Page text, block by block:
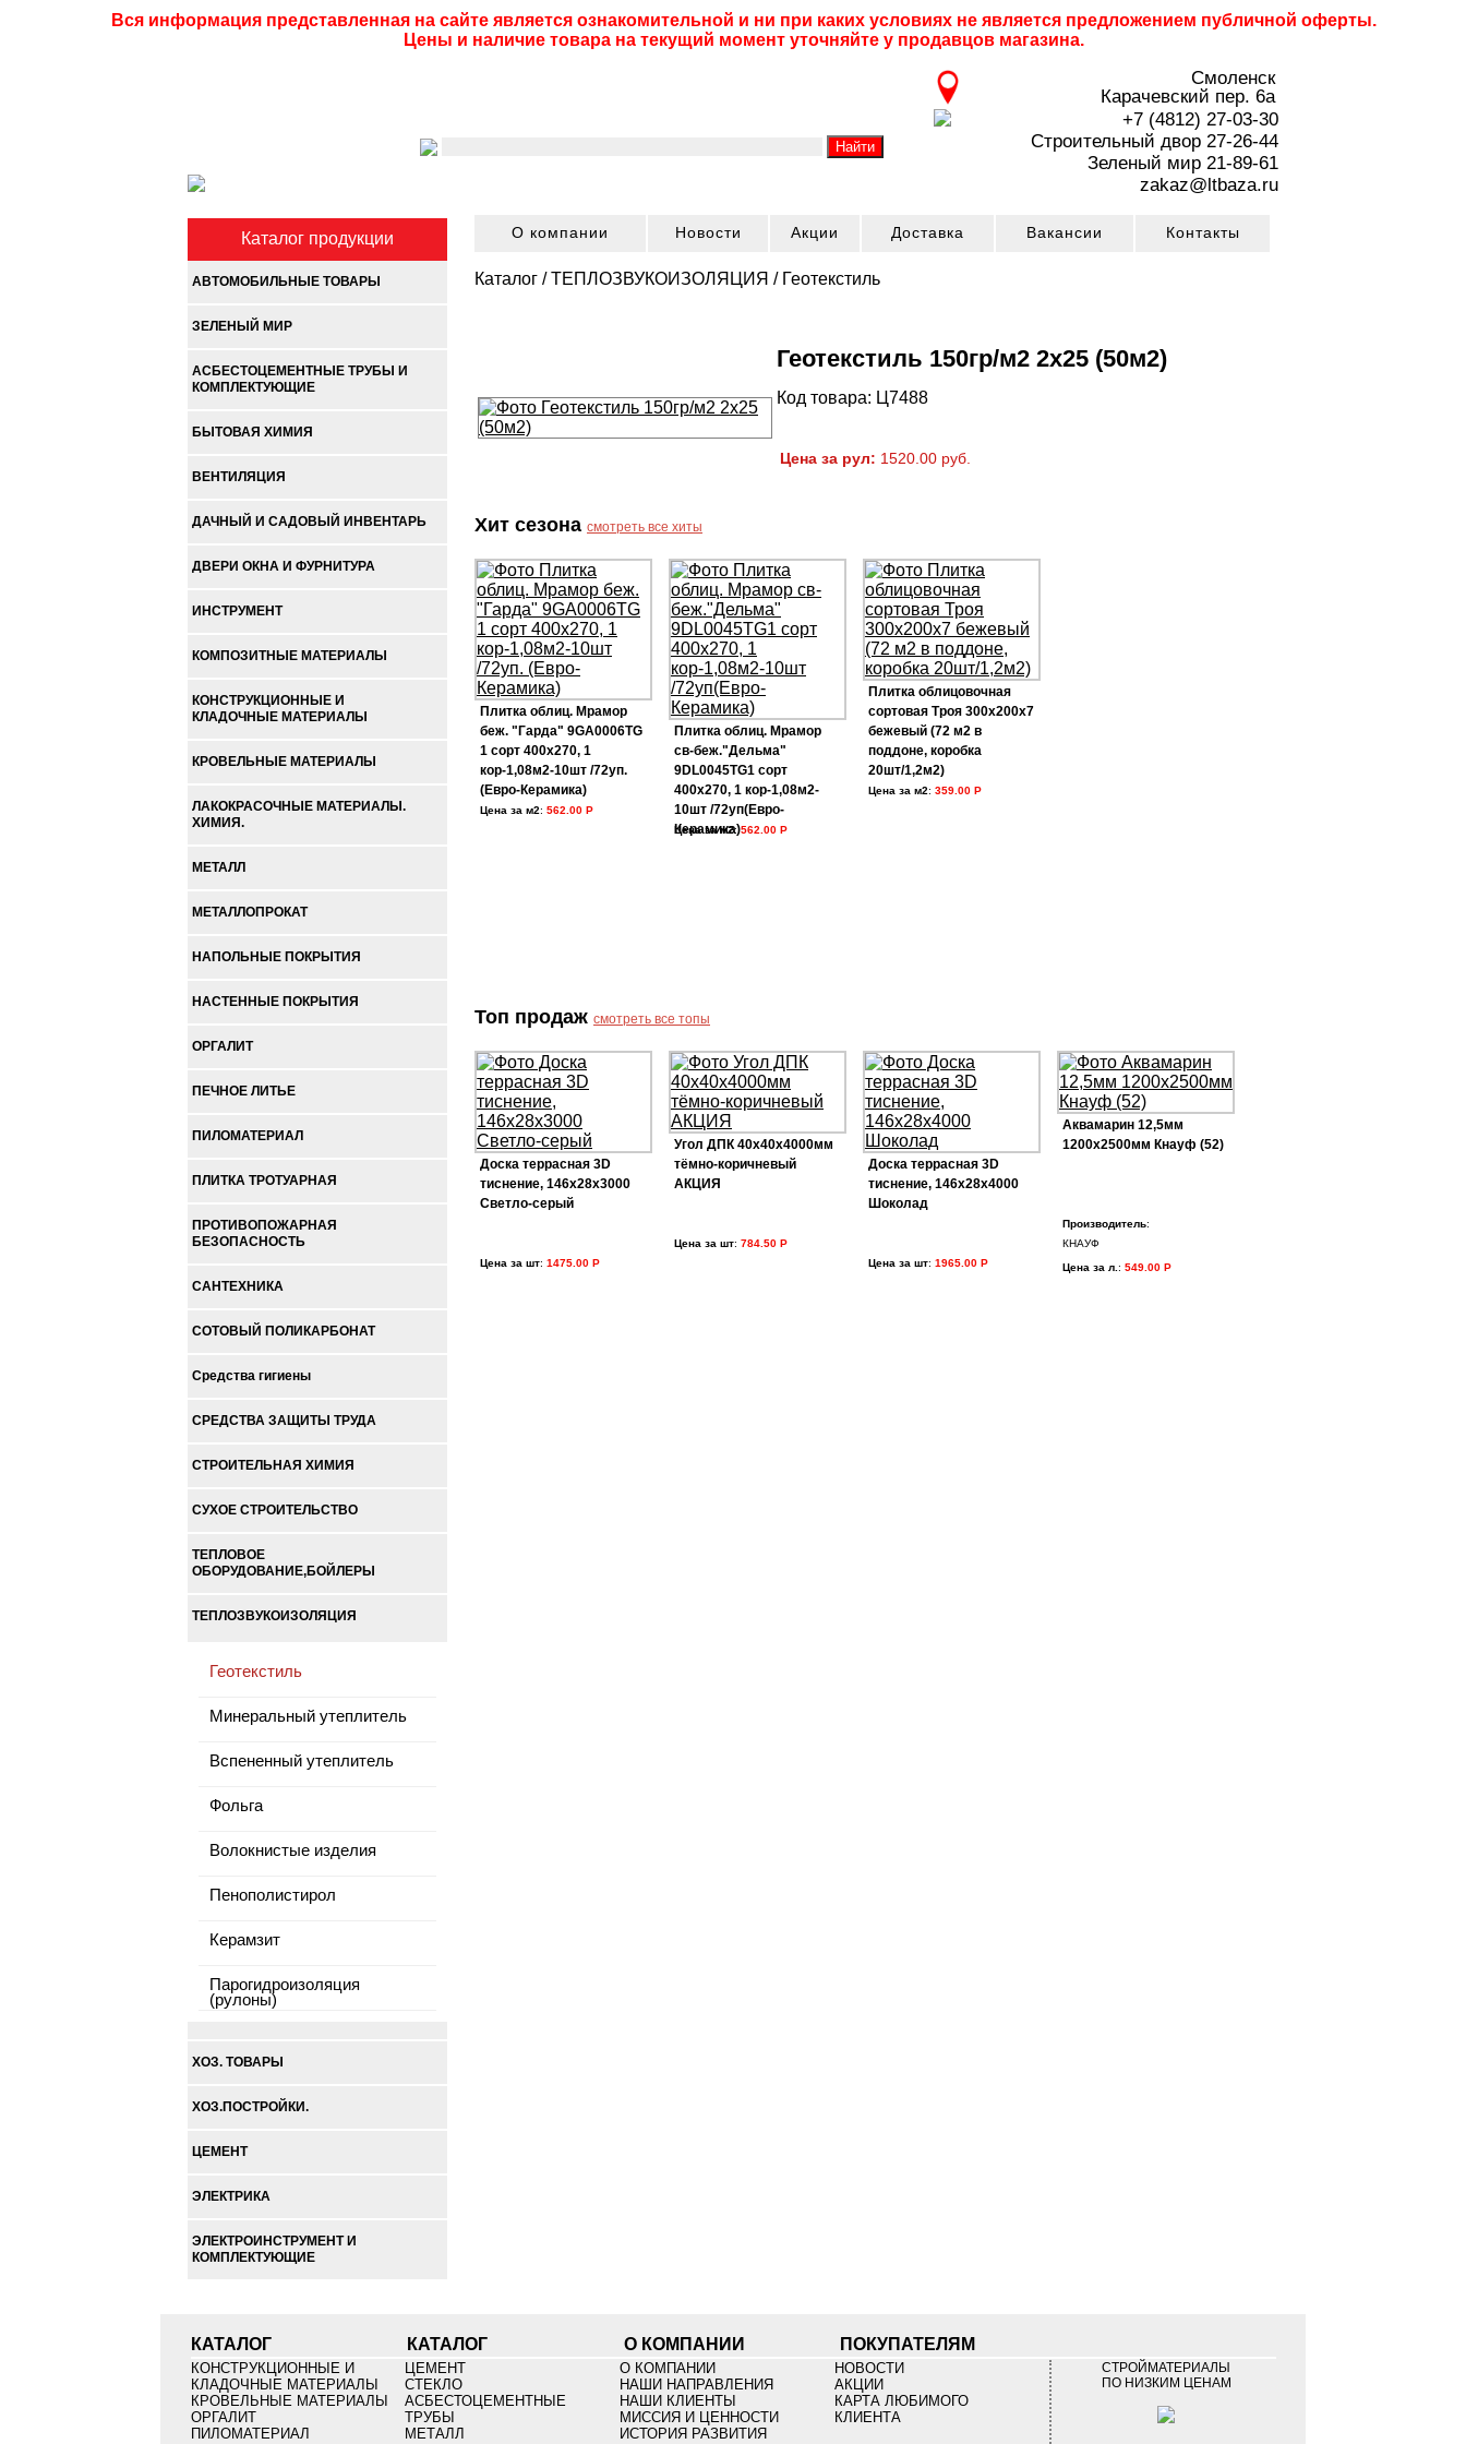
Вся информация представленная на сайте является ознакомительной и ни при каких условиях не является предложением публичной оферты.
Цены и наличие товара на текущий момент уточняйте у продавцов магазина.
Смоленск
Карачевский пер. 6a
+7 (4812) 27-03-30
Строительный двор 27-26-44
Зеленый мир 21-89-61
zakaz@ltbaza.ru
Каталог продукции
АВТОМОБИЛЬНЫЕ ТОВАРЫ
ЗЕЛЕНЫЙ МИР
АСБЕСТОЦЕМЕНТНЫЕ ТРУБЫ И
КОМПЛЕКТУЮЩИЕ
БЫТОВАЯ ХИМИЯ
ВЕНТИЛЯЦИЯ
ДАЧНЫЙ И САДОВЫЙ ИНВЕНТАРЬ
ДВЕРИ ОКНА И ФУРНИТУРА
ИНСТРУМЕНТ
КОМПОЗИТНЫЕ МАТЕРИАЛЫ
КОНСТРУКЦИОННЫЕ И
КЛАДОЧНЫЕ МАТЕРИАЛЫ
КРОВЕЛЬНЫЕ МАТЕРИАЛЫ
ЛАКОКРАСОЧНЫЕ МАТЕРИАЛЫ.
ХИМИЯ.
МЕТАЛЛ
МЕТАЛЛОПРОКАТ
НАПОЛЬНЫЕ ПОКРЫТИЯ
НАСТЕННЫЕ ПОКРЫТИЯ
ОРГАЛИТ
ПЕЧНОЕ ЛИТЬЕ
ПИЛОМАТЕРИАЛ
ПЛИТКА ТРОТУАРНАЯ
ПРОТИВОПОЖАРНАЯ
БЕЗОПАСНОСТЬ
САНТЕХНИКА
СОТОВЫЙ ПОЛИКАРБОНАТ
Средства гигиены
СРЕДСТВА ЗАЩИТЫ ТРУДА
СТРОИТЕЛЬНАЯ ХИМИЯ
СУХОЕ СТРОИТЕЛЬСТВО
ТЕПЛОВОЕ
ОБОРУДОВАНИЕ,БОЙЛЕРЫ
ТЕПЛОЗВУКОИЗОЛЯЦИЯ
Геотекстиль
Минеральный утеплитель
Вспененный утеплитель
Фольга
Волокнистые изделия
Пенополистирол
Керамзит
Парогидроизоляция
(рулоны)
ХОЗ. ТОВАРЫ
ХОЗ.ПОСТРОЙКИ.
ЦЕМЕНТ
ЭЛЕКТРИКА
ЭЛЕКТРОИНСТРУМЕНТ И
КОМПЛЕКТУЮЩИЕ
О компании Новости Акции Доставка Вакансии Контакты
Каталог /ТЕПЛОЗВУКОИЗОЛЯЦИЯ / Геотекстиль
Геотекстиль 150гр/м2 2х25 (50м2)
Код товара: Ц7488
Цена за рул: 1520.00 руб.
Хит сезона смотреть все хиты
Плитка облиц. Мрамор
беж. "Гарда" 9GA0006TG
1 сорт 400х270, 1
кор-1,08м2-10шт /72уп.
(Евро-Керамика)
Цена за м2: 562.00 Р
Плитка облиц. Мрамор
св-беж."Дельма"
9DL0045TG1 сорт
400х270, 1 кор-1,08м2-
10шт /72уп(Евро-
Керамика)
Цена за м2:562.00 Р
Плитка облицовочная
сортовая Троя 300х200х7
бежевый (72 м2 в
поддоне, коробка
20шт/1,2м2)
Цена за м2: 359.00 Р
Топ продаж смотреть все топы
Доска террасная 3D
тиснение, 146х28х3000
Светло-серый
Цена за шт: 1475.00 Р
Угол ДПК 40х40х4000мм
тёмно-коричневый
АКЦИЯ
Цена за шт: 784.50 Р
Доска террасная 3D
тиснение, 146х28х4000
Шоколад
Цена за шт: 1965.00 Р
Аквамарин 12,5мм
1200х2500мм Кнауф (52)
Производитель:
КНАУФ
Цена за л. : 549.00 Р
КАТАЛОГ КАТАЛОГ О КОМПАНИИ ПОКУПАТЕЛЯМ
КОНСТРУКЦИОННЫЕ И
КЛАДОЧНЫЕ МАТЕРИАЛЫ
КРОВЕЛЬНЫЕ МАТЕРИАЛЫ
ОРГАЛИТ
ПИЛОМАТЕРИАЛ
ЦЕМЕНТ
СТЕКЛО
АСБЕСТОЦЕМЕНТНЫЕ
ТРУБЫ
МЕТАЛЛ
О КОМПАНИИ
НАШИ НАПРАВЛЕНИЯ
НАШИ КЛИЕНТЫ
МИССИЯ И ЦЕННОСТИ
ИСТОРИЯ РАЗВИТИЯ
НОВОСТИ
АКЦИИ
КАРТА ЛЮБИМОГО
КЛИЕНТА
СТРОЙМАТЕРИАЛЫ
ПО НИЗКИМ ЦЕНАМ